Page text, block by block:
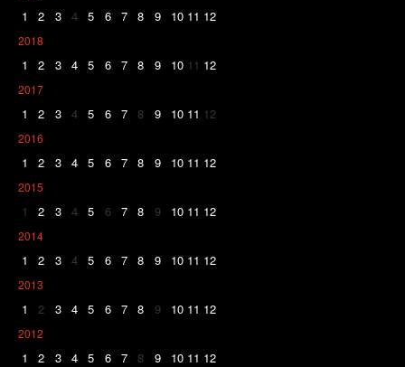
1 2 3 4 5 6 7 8 9 10 11 12
2018
1 2 3 4 5 6 7 8 9 10 11 12
2017
1 2 3 4 5 6 7 8 9 10 11 12
2016
1 2 3 4 5 6 7 8 9 10 11 12
2015
1 2 3 4 5 6 7 8 9 10 11 12
2014
1 2 3 4 5 6 7 8 9 10 11 12
2013
1 2 3 4 5 6 7 8 9 10 11 12
2012
1 2 3 4 5 6 7 8 9 10 11 12